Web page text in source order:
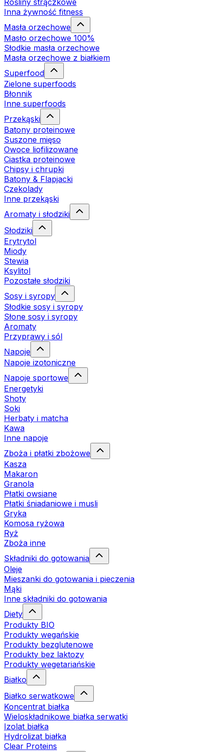
Rośliny strączkowe
Inna żywność fitness
Masła orzechowe
Masło orzechowe 100%
Słodkie masła orzechowe
Masła orzechowe z białkiem
Superfood
Zielone superfoods
Błonnik
Inne superfoods
Przekąski
Batony proteinowe
Suszone mięso
Owoce liofilizowane
Ciastka proteinowe
Chipsy i chrupki
Batony & Flapjacki
Czekolady
Inne przekąski
Aromaty i słodziki
Słodziki
Erytrytol
Miody
Stewia
Ksylitol
Pozostałe słodziki
Sosy i syropy
Słodkie sosy i syropy
Słone sosy i syropy
Aromaty
Przyprawy i sól
Napoje
Napoje izotoniczne
Napoje sportowe
Energetyki
Shoty
Soki
Herbaty i matcha
Kawa
Inne napoje
Zboża i płatki zbożowe
Kasza
Makaron
Granola
Płatki owsiane
Płatki śniadaniowe i musli
Gryka
Komosa ryżowa
Ryż
Zboża inne
Składniki do gotowania
Oleje
Mieszanki do gotowania i pieczenia
Mąki
Inne składniki do gotowania
Diety
Produkty BIO
Produkty wegańskie
Produkty bezglutenowe
Produkty bez laktozy
Produkty wegetariańskie
Białko
Białko serwatkowe
Koncentrat białka
Wieloskładnikowe białka serwatki
Izolat białka
Hydrolizat białka
Clear Proteins